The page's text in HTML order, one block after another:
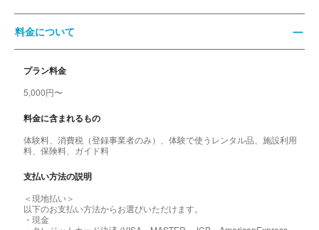
料金について
プラン料金
5,000円〜
料金に含まれるもの
体験料、消費税（登録事業者のみ）、体験で使うレンタル品、施設利用
料、保険料、ガイド料
支払い方法の説明
＜現地払い＞
以下のお支払い方法からお選びいただけます。
・現金